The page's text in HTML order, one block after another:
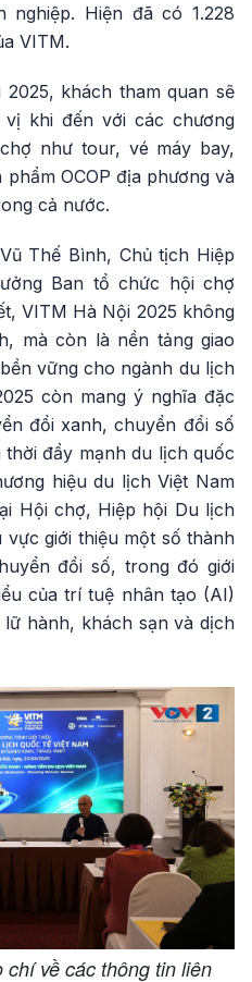
Hiện đã có 1.228
VITM.
khách tham quan sẽ
khi đến với các chương
như tour, vé máy bay,
OCOP địa phương và
cả nước.
Thế Bình, Chủ tịch Hiệp
Ban tổ chức hội chợ
VITM Hà Nội 2025 không
mà còn là nền tảng giao
vững cho ngành du lịch
còn mang ý nghĩa đặc
đổi xanh, chuyển đổi số
đẩy mạnh du lịch quốc
hiệu du lịch Việt Nam
Hội chợ, Hiệp hội Du lịch
giới thiệu một số thành
đổi số, trong đó giới
của trí tuệ nhân tạo (AI)
hành, khách sạn và dịch
về các thông tin liên